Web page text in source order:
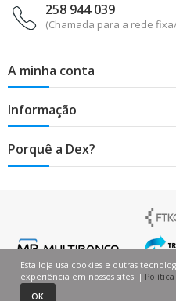
258 944 039
(Chamada para a rede
A minha conta
Informação
Porquê a Dex?
Esta loja usa cookies e outras
experiência em nossos sites. |
OK